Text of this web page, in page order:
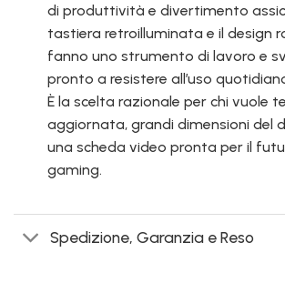
di produttività e divertimento
tastiera retroilluminata e il design
fanno uno strumento di lavoro e
pronto a resistere all’uso
È la scelta razionale per chi vuole
aggiornata, grandi dimensioni del
una scheda video pronta per il
gaming.
Spedizione, Garanzia e Reso